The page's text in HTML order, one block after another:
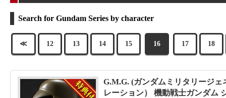
Search for Gundam Series by character
≪ 12 13 14 15 16 17 18
G.M.G. (ガンダムミリタリージェ
レーション） 機動戦士ガンダム